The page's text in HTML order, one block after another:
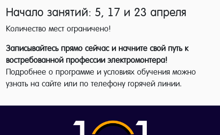
Начало занятий: 5, 17 и 23 апреля
Количество мест ограничено!
Записывайтесь прямо сейчас и начните свой путь к
востребованной профессии электромонтера!
Подробнее о программе и условиях обучения можно
узнать на сайте или по телефону горячей линии.